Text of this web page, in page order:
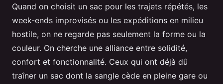
Quand on choisit un sac pour les trajets répétés, les
week-ends improvisés ou les expéditions en milieu
hostile, on ne regarde pas seulement la forme ou la
couleur. On cherche une alliance entre solidité,
confort et fonctionnalité. Ceux qui ont déjà dû
traîner un sac dont la sangle cède en pleine gare ou